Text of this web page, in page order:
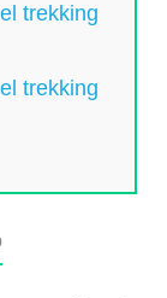
trekking
trekking